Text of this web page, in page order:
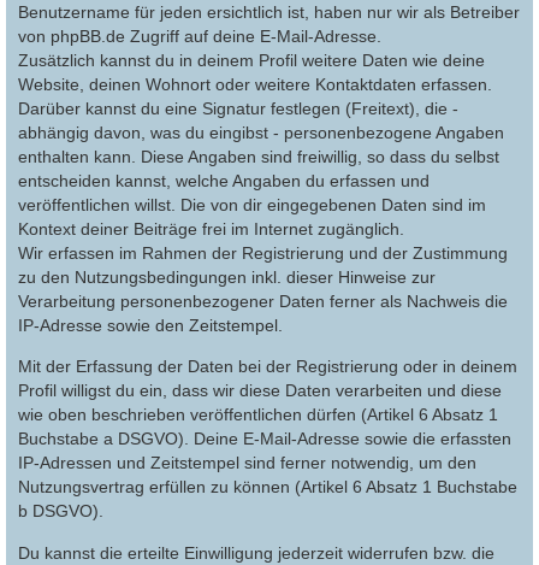
Benutzername für jeden ersichtlich ist, haben nur wir als Betreiber
von phpBB.de Zugriff auf deine E-Mail-Adresse.
Zusätzlich kannst du in deinem Profil weitere Daten wie deine
Website, deinen Wohnort oder weitere Kontaktdaten erfassen.
Darüber kannst du eine Signatur festlegen (Freitext), die -
abhängig davon, was du eingibst - personenbezogene Angaben
enthalten kann. Diese Angaben sind freiwillig, so dass du selbst
entscheiden kannst, welche Angaben du erfassen und
veröffentlichen willst. Die von dir eingegebenen Daten sind im
Kontext deiner Beiträge frei im Internet zugänglich.
Wir erfassen im Rahmen der Registrierung und der Zustimmung
zu den Nutzungsbedingungen inkl. dieser Hinweise zur
Verarbeitung personenbezogener Daten ferner als Nachweis die
IP-Adresse sowie den Zeitstempel.
Mit der Erfassung der Daten bei der Registrierung oder in deinem
Profil willigst du ein, dass wir diese Daten verarbeiten und diese
wie oben beschrieben veröffentlichen dürfen (Artikel 6 Absatz 1
Buchstabe a DSGVO). Deine E-Mail-Adresse sowie die erfassten
IP-Adressen und Zeitstempel sind ferner notwendig, um den
Nutzungsvertrag erfüllen zu können (Artikel 6 Absatz 1 Buchstabe
b DSGVO).
Du kannst die erteilte Einwilligung jederzeit widerrufen bzw. die